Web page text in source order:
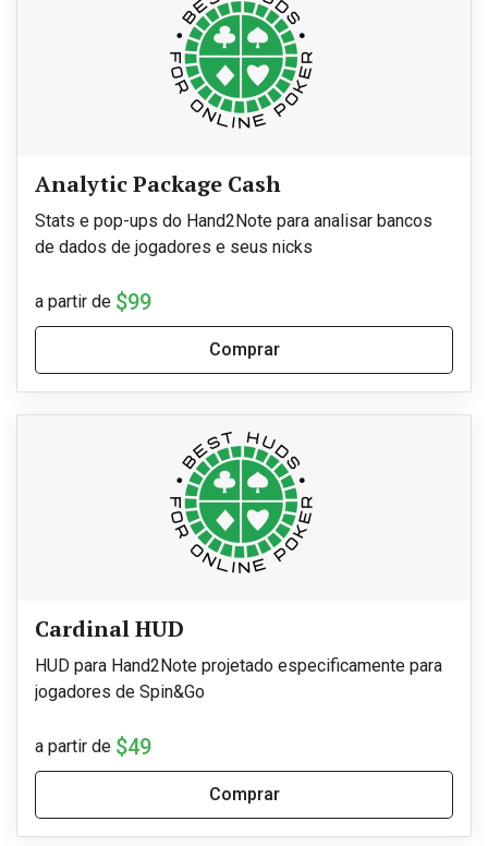
Analytic Package Cash
Stats e pop-ups do Hand2Note para analisar bancos
de dados de jogadores e seus nicks
a partir de $99
Comprar
Cardinal HUD
HUD para Hand2Note projetado especificamente para
jogadores de Spin&Go
a partir de $49
Comprar